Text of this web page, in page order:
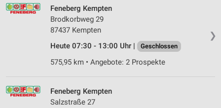
❯
Feneberg Kempten
Brodkorbweg 29
87437 Kempten
Heute 07:30 - 13:00 Uhr |
Geschlossen
575,95 km • Angebote: 2 Prospekte
Feneberg Kempten
Salzstraße 27